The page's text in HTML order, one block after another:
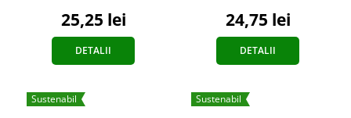
25,25 lei
DETALII
24,75 lei
DETALII
Sustenabil Sustenabil